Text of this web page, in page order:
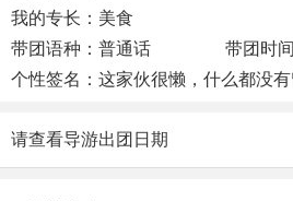
我的专长：美食
带团语种：普通话
带团时
个性签名：这家伙很懒，什么都没
请查看导游出团日期